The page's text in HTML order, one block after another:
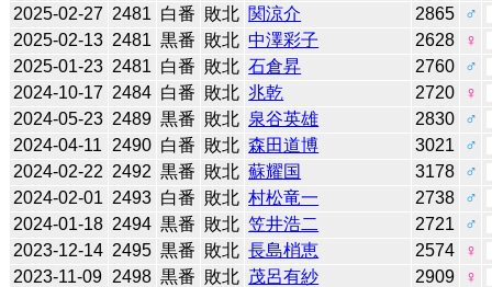
2025-02-27 2481 白番 敗北 関涼介 2865
♂
2025-02-13 2481 黒番 敗北 中澤彩子 2628
♀
2025-01-23 2481 白番 敗北 石倉昇 2760
♂
2024-10-17 2484 白番 敗北 兆乾 2720
♀
2024-05-23 2489 黒番 敗北 泉谷英雄 2830
♂
2024-04-11
2490 白番 敗北 森田道博 3021
♂
2024-02-22 2492 黒番 敗北 蘇耀国 3178
♂
2024-02-01 2493 白番 敗北 村松竜一 2738
♂
2024-01-18 2494 黒番 敗北 笠井浩二 2721
♂
2023-12-14 2495 黒番 敗北 長島梢恵 2574
♀
2023-11-09 2498 黒番 敗北 茂呂有紗 2909
♀